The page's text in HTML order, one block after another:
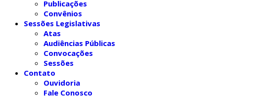
Publicações
Convênios
Sessões Legislativas
Atas
Audiências Públicas
Convocações
Sessões
Contato
Ouvidoria
Fale Conosco